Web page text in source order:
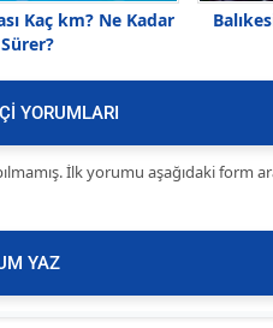
Kaç km? Ne Kadar
Sürer?
YORUMLARI
İlk yorumu aşağıdaki form
YAZ